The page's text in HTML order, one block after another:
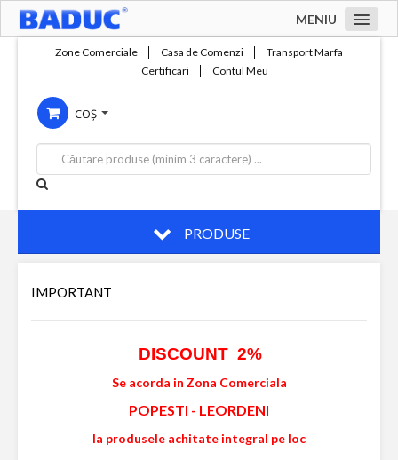
MENIU
Compania
Servicii
Productie
Contact
Zone Comerciale Casa de Comenzi
Transport Marfa
Certificari
Contul Meu
COȘ
PRODUSE
IMPORTANT
DISCOUNT 2%
Se acorda in Zona Comerciala
POPESTI - LEORDENI
la produsele achitate integral pe loc